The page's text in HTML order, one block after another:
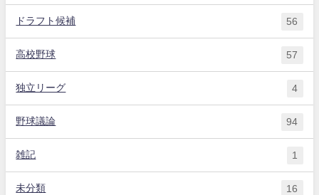
ドラフト候補 56
高校野球 57
独立リーグ 4
野球議論 94
雑記 1
未分類 16